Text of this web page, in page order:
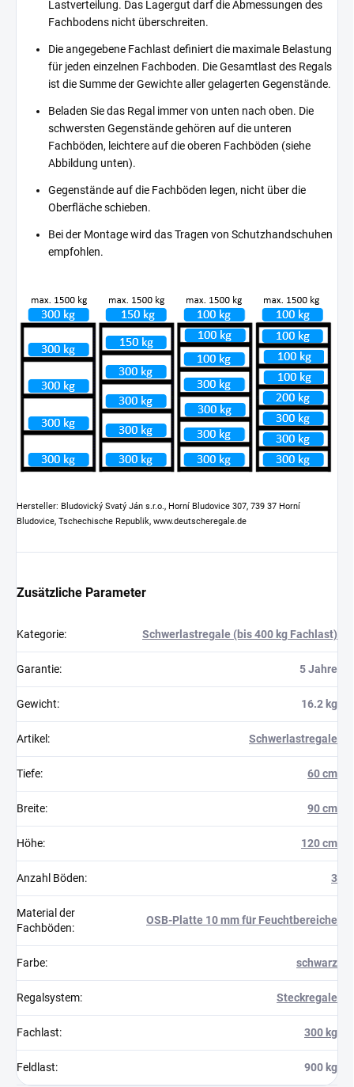
Lastverteilung. Das Lagergut darf die Abmessungen des
Fachbodens nicht überschreiten.
Die angegebene Fachlast definiert die maximale Belastung
für jeden einzelnen Fachboden. Die Gesamtlast des Regals
ist die Summe der Gewichte aller gelagerten Gegenstände.
Beladen Sie das Regal immer von unten nach oben. Die
schwersten Gegenstände gehören auf die unteren
Fachböden, leichtere auf die oberen Fachböden (siehe
Abbildung unten).
Gegenstände auf die Fachböden legen, nicht über die
Oberfläche schieben.
Bei der Montage wird das Tragen von Schutzhandschuhen
empfohlen.
Hersteller: Bludovický Svatý Ján s.r.o., Horní Bludovice 307, 739 37 Horní
Bludovice, Tschechische Republik, www.deutscheregale.de
Zusätzliche Parameter
Kategorie: Schwerlastregale (bis 400 kg Fachlast)
Garantie: 5 Jahre
Gewicht: 16.2 kg
Artikel : Schwerlastregale
Tiefe: 60 cm
Breite: 90 cm
Höhe: 120 cm
Anzahl Böden: 3
Material der
Fachböden:
OSB-Platte 10 mm für Feuchtbereiche
Farbe: schwarz
Regalsystem: Steckregale
Fachlast: 300 kg
Feldlast: 900 kg